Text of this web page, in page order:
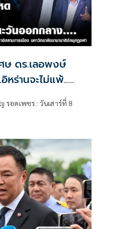
ษ ดร.เลอพงษ์
หร่านจะไม่แพ้..
บ..สำราญ รอด
รอดเพชร : วันเสาร์ที่ 8